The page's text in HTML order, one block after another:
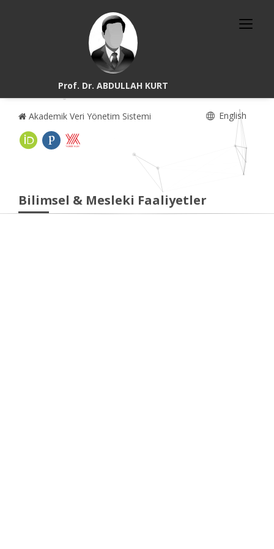
Prof. Dr. ABDULLAH KURT
Akademik Veri Yönetim Sistemi English
Bilimsel & Mesleki Faaliyetler